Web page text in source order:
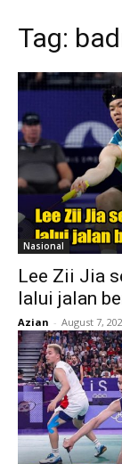
Tag:
Nasional
Lee Zii Jia
lalui jalan
Azian - August 7,